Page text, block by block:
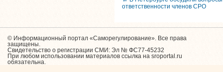
ответственности членов СРО
© Информационный портал «Саморегулирование». Все права
защищены.
Свидетельство о регистрации СМИ: Эл № ФС77-45232
При любом использовании материалов ссылка на sroportal.ru
обязательна.